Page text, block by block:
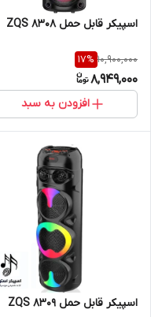
اسپیکر قابل حمل ZQS 8308
10,900,000
17%
8,949,000
افزودن به سبد
اسپیکر قابل حمل ZQS 8309